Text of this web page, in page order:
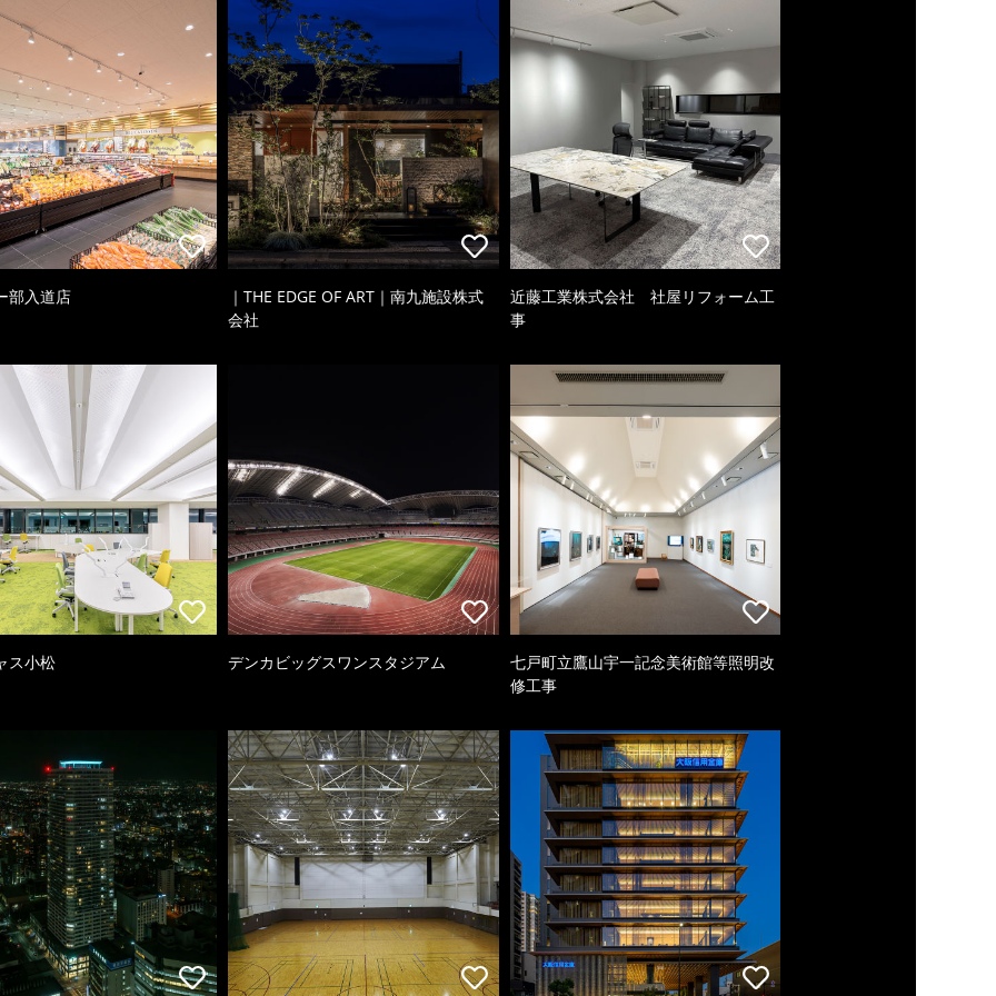
部入道店
｜THE EDGE OF ART｜南九施設株式
会社
近藤工業株式会社 社屋リフォーム工
事
ス小松 デンカビッグスワンスタジアム
七戸町立鷹山宇一記念美術館等照明改
修工事